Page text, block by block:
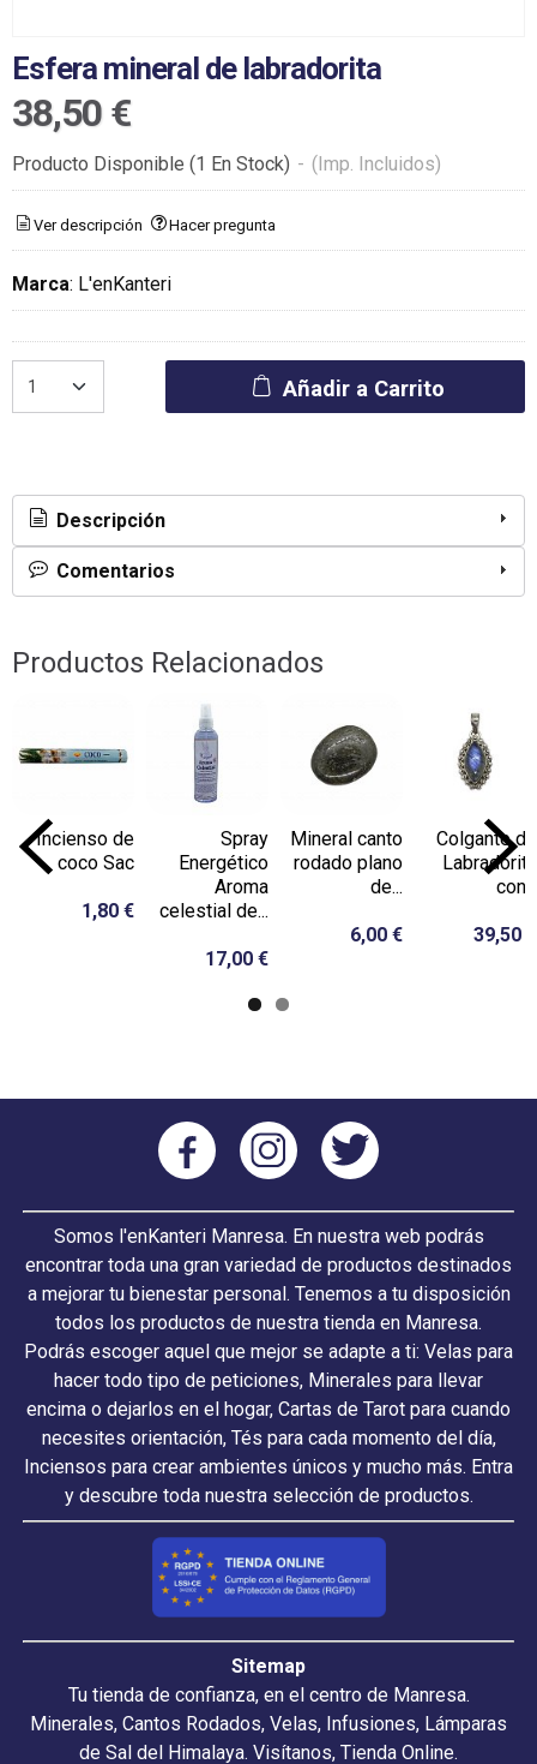
Esfera mineral de labradorita
38,50 €
Producto Disponible (1 En Stock) - (Imp. Incluidos)
Ver descripción Hacer pregunta
Marca: L'enKanteri
Añadir a Carrito
Descripción
Comentarios
Productos Relacionados
Incienso de
coco Sac
1,80 €
Spray
Energético
Aroma
celestial de...
17,00 €
Mineral canto
rodado plano
de...
6,00 €
Colgante de
Labradorita
con...
39,50 €
Somos l'enKanteri Manresa. En nuestra web podrás
encontrar toda una gran variedad de productos destinados
a mejorar tu bienestar personal. Tenemos a tu disposición
todos los productos de nuestra tienda en Manresa.
Podrás escoger aquel que mejor se adapte a ti: Velas para
hacer todo tipo de peticiones, Minerales para llevar
encima o dejarlos en el hogar, Cartas de Tarot para cuando
necesites orientación, Tés para cada momento del día,
Inciensos para crear ambientes únicos y mucho más. Entra
y descubre toda nuestra selección de productos.
Sitemap
Tu tienda de confianza, en el centro de Manresa.
Minerales, Cantos Rodados, Velas, Infusiones, Lámparas
de Sal del Himalaya. Visítanos, Tienda Online.